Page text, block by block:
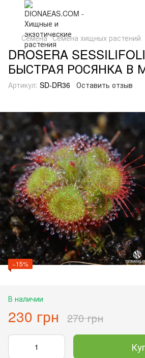
Семена Семена хищных растений
DROSERA
БЫСТРАЯ РОСЯНКА В
Артикул: SD-DR36 Оставить отзыв
−15%
В наличии
230 грн 270 грн